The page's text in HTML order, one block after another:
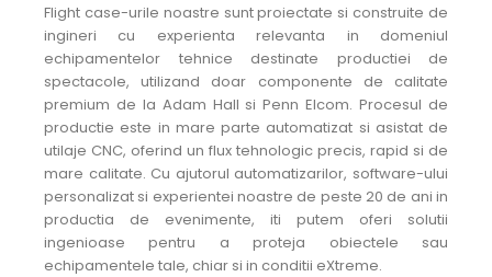
Flight case-urile noastre sunt proiectate si construite de
ingineri cu experienta relevanta in domeniul
echipamentelor tehnice destinate productiei de
spectacole, utilizand doar componente de calitate
premium de la Adam Hall si Penn Elcom. Procesul de
productie este in mare parte automatizat si asistat de
utilaje CNC, oferind un flux tehnologic precis, rapid si de
mare calitate. Cu ajutorul automatizarilor, software-ului
personalizat si experientei noastre de peste 20 de ani in
productia de evenimente, iti putem oferi solutii
ingenioase pentru a proteja obiectele sau
echipamentele tale, chiar si in conditii eXtreme.